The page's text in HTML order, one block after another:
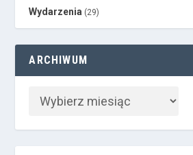
Wydarzenia (29)
ARCHIWUM